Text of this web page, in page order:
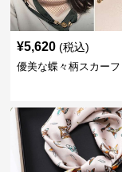
¥5,620 (税込)
優美な蝶々柄スカーフ